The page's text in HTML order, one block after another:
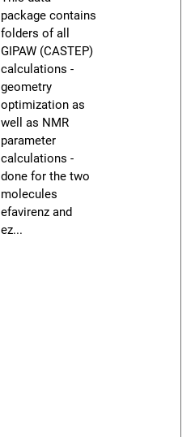
package contains
folders of all
GIPAW (CASTEP)
calculations -
geometry
optimization as
well as NMR
parameter
calculations -
done for the two
molecules
efavirenz and
ez...